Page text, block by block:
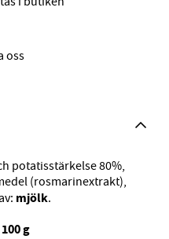
potatisstärkelse 80%,
(rosmarinextrakt),
mjölk.
g
oss